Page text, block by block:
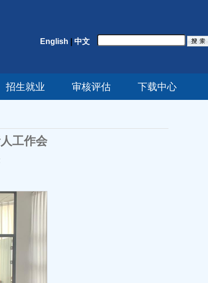
English 中文
招生就业 审核评估 下载中心
工作会